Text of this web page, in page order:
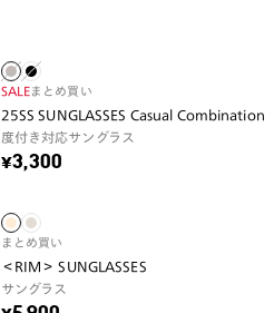
SALEまとめ買い
25SS SUNGLASSES Casual Combination
度付き対応サングラス
¥3,300
まとめ買い
＜RIM＞ SUNGLASSES
サングラス